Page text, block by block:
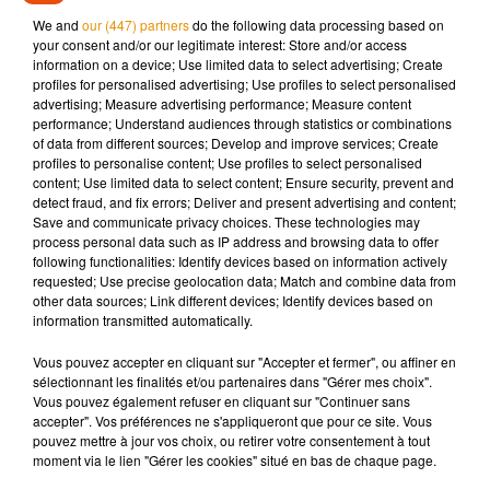
pharmacie et la banque attenantes ont été légèrement
dégradées. Une enquête a été ouverte par les autorités pour
comprendre les circonstances du départ de feu.
Musique
7 août 2026
Madonna sort enfin le remix de « Love
Sensation » avec Kylie Minogue
7 août 2026
Angèle et Amélie Lens dévoilent leur
collaboration tant attendue
We and our (447) partnersdo the following data processing based on
your consent and/or our legitimate interest: Store and/or access
information on a device; Use limited data to select advertising; Create
profiles for personalised advertising; Use profiles to select personalised
advertising; Measure advertising performance; Measure content
performance; Understand audiences through statistics or combinations
of data from different sources; Develop and improve services; Create
profiles to personalise content; Use profiles to select personalised
content; Use limited data to select content; Ensure security, prevent and
detect fraud, and fix errors; Deliver and present advertising and content;
Save and communicate privacy choices. These technologies may
process personal data such as IP address and browsing data to offer
following functionalities: Identify devices based on information actively
requested; Use precise geolocation data; Match and combine data from
other data sources; Link different devices; Identify devices based on
information transmitted automatically.
Vous pouvez accepter en cliquant sur "Accepter et fermer", ou affiner en
sélectionnant les finalités et/ou partenaires dans "Gérer mes choix".
Vous pouvez également refuser en cliquant sur "Continuer sans
accepter". Vos préférences ne s'appliqueront que pour ce site. Vous
pouvez mettre à jour vos choix, ou retirer votre consentement à tout
moment via le lien "Gérer les cookies" situé en bas de chaque page.